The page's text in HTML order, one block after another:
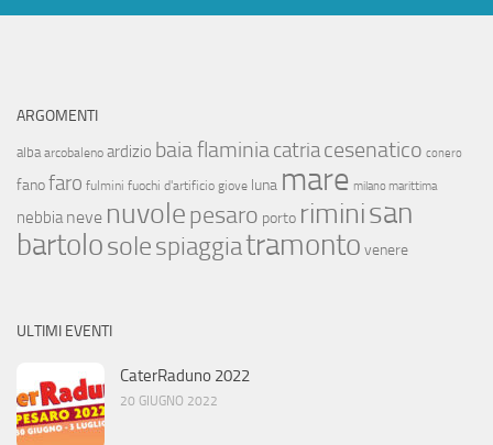
ARGOMENTI
alba arcobaleno ardizio baia flaminia catriacesenatico conero
fanofaro fulmini fuochi d'artificio giove luna mare milano marittima
nebbia neve nuvolepesaro porto riminisan
bartolosolespiaggiatramonto venere
ULTIMI EVENTI
CaterRaduno 2022
20 GIUGNO 2022